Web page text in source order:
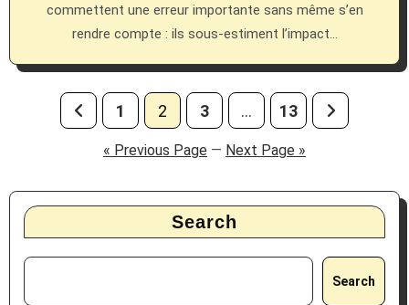
commettent une erreur importante sans même s’en
rendre compte : ils sous-estiment l’impact…
Posts
pagination
1 2 3 … 13
« Previous Page — Next Page »
Search
Search